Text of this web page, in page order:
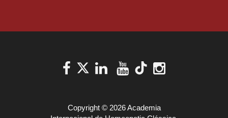
Copyright © 2026 Academia